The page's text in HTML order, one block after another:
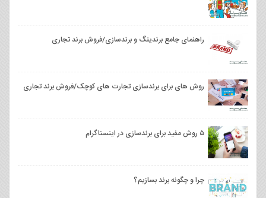
راهنمای جامع برندینگ و برندسازی/فروش برند تجاری
روش های برای برندسازی تجارت های کوچک/فروش برند تجاری
۵ روش مفید برای برندسازی در اینستاگرام
چرا و چگونه برند بسازیم؟